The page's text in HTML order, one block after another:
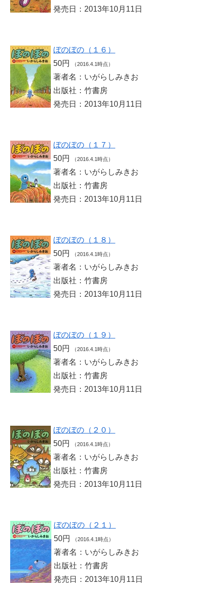
発売日：2013年10月11日
ぼのぼの（１６）
50円
（2016.4.1時点）
著者名：いがらしみきお
出版社：竹書房
発売日：2013年10月11日
ぼのぼの（１７）
50円
（2016.4.1時点）
著者名：いがらしみきお
出版社：竹書房
発売日：2013年10月11日
ぼのぼの（１８）
50円
（2016.4.1時点）
著者名：いがらしみきお
出版社：竹書房
発売日：2013年10月11日
ぼのぼの（１９）
50円
（2016.4.1時点）
著者名：いがらしみきお
出版社：竹書房
発売日：2013年10月11日
ぼのぼの（２０）
50円
（2016.4.1時点）
著者名：いがらしみきお
出版社：竹書房
発売日：2013年10月11日
ぼのぼの（２１）
50円
（2016.4.1時点）
著者名：いがらしみきお
出版社：竹書房
発売日：2013年10月11日